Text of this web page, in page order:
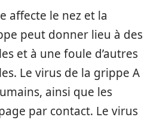
affecte le nez et la
peut donner lieu à des
et à une foule d’autres
Le virus de la grippe A
ainsi que les
par contact. Le virus